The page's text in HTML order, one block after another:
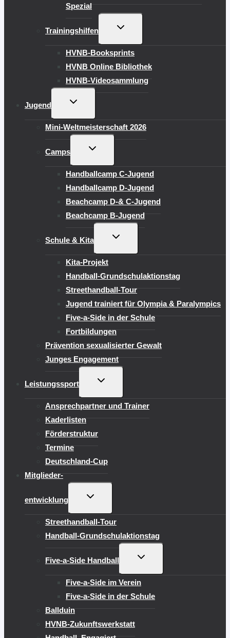
Spezial
Trainingshilfen
UNTERMENÜ
HVNB-Booksprints
HVNB Online Bibliothek
HVNB-Videosammlung
Jugend
UNTERMENÜ
Mini-Weltmeisterschaft 2026
Camps
UNTERMENÜ
Handballcamp C-Jugend
Handballcamp D-Jugend
Beachcamp D-& C-Jugend
Beachcamp B-Jugend
Schule & Kita
UNTERMENÜ
Kita-Projekt
Handball-Grundschulaktionstag
Streethandball-Tour
Jugend trainiert für Olympia & Paralympics
Five-a-Side in der Schule
Fortbildungen
Prävention sexualisierter Gewalt
Junges Engagement
Leistungssport
UNTERMENÜ
Ansprechpartner und Trainer
Kaderlisten
Förderstruktur
Termine
Deutschland-Cup
Mitglieder-
entwicklung
UNTERMENÜ
Streethandball-Tour
Handball-Grundschulaktionstag
Five-a-Side Handball
UNTERMENÜ
Five-a-Side im Verein
Five-a-Side in der Schule
Ballduin
HVNB-Zukunftswerkstatt